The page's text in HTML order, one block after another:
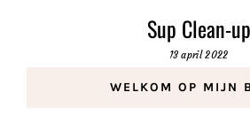
Sup Clean-up
13 april 2022
WELKOM OP MIJN